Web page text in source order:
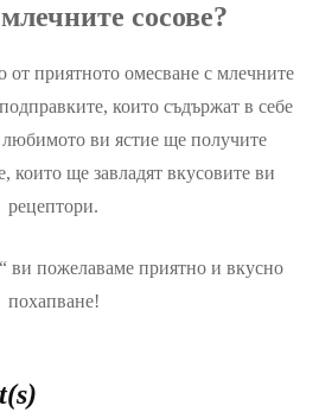
сосове?
от приятното омесване с млечните
които съдържат в себе
ви ястие ще получите
които ще завладят вкусовите ви
рецептори.
пожелаваме приятно и вкусно
похапване!